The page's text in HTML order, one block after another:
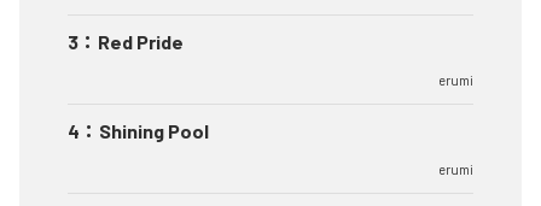
3 ： Red Pride
erumi
4 ： Shining Pool
erumi